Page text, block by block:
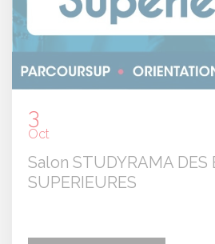
3
Oct
Salon STUDYRAMA DES
SUPERIEURES